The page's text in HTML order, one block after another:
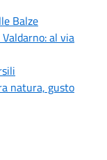
Balze
al via
natura, gusto